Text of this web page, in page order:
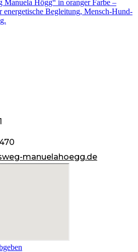
manuelahoegg.de